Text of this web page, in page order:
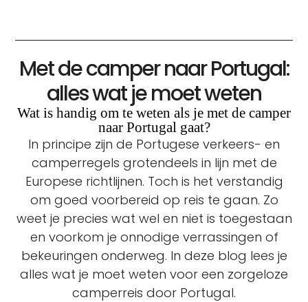
Met de camper naar Portugal:
alles wat je moet weten
Wat is handig om te weten als je met de camper
naar Portugal gaat?
In principe zijn de Portugese verkeers- en
camperregels grotendeels in lijn met de
Europese richtlijnen. Toch is het verstandig
om goed voorbereid op reis te gaan. Zo
weet je precies wat wel en niet is toegestaan
en voorkom je onnodige verrassingen of
bekeuringen onderweg. In deze blog lees je
alles wat je moet weten voor een zorgeloze
camperreis door Portugal.